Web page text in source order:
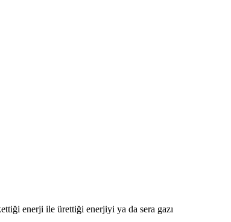
enerji ile ürettiği enerjiyi ya da sera gazı